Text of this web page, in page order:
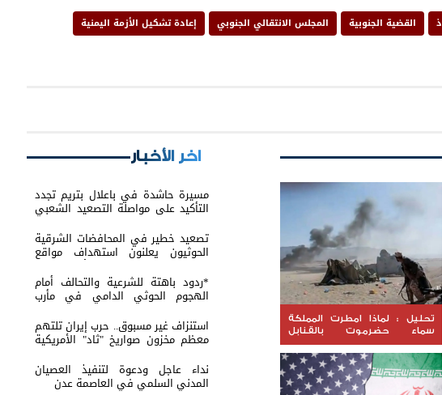
القضية الجنوبية المجلس الانتقالي الجنوبي إعادة تشكيل الأزمة اليمنية
تحليل : لماذا امطرت المملكة
سماء حضرموت بالقنابل
واختفت امام التهديدات
الحوثية؟
اخر الأخبار
مسيرة حاشدة في باعلال بتريم تجدد
التأكيد على مواصلة التصعيد الشعبي
تصعيد خطير في المحافضات الشرقية
الحوثيون يعلنون استهداف مواقع
عسكرية في حضرموت ومأرب اليمنية
بوابل من الصواريخ والطائرات المسيّرة
*ردود باهتة للشرعية والتحالف أمام
الهجوم الحوثي الدامي في مأرب
وحضرموت*
استنزاف غير مسبوق.. حرب إيران تلتهم
معظم مخزون صواريخ "ثاد" الأمريكية
وتدق ناقوس الخطر داخل البنتاغون
نداء عاجل ودعوة لتنفيذ العصيان
المدني السلمي في العاصمة عدن